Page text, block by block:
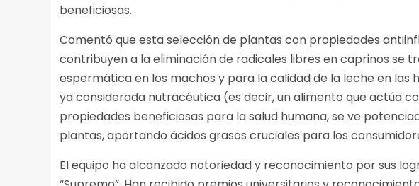
beneficiosas.
Comentó que esta selección de plantas con propiedades
contribuyen a la eliminación de radicales libres en caprinos se
espermática en los machos y para la calidad de la leche en las
ya considerada nutracéutica (es decir, un alimento que actúa
propiedades beneficiosas para la salud humana, se ve
plantas, aportando ácidos grasos cruciales para los
El equipo ha alcanzado notoriedad y reconocimiento por sus